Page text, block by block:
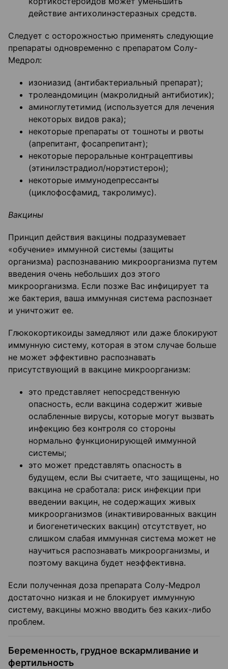
действие антихолинэстеразных средств.
Следует с осторожностью применять следующие
препараты одновременно с препаратом Солу-
Медрол:
изониазид (антибактериальный препарат);
тролеандомицин (макролидный антибиотик);
аминоглутетимид (используется для лечения
некоторых видов рака);
некоторые препараты от тошноты и рвоты
(апрепитант, фосапрепитант);
некоторые пероральные контрацептивы
(этинилэстрадиол/норэтистерон);
некоторые иммунодепрессанты
(циклофосфамид, такролимус).
Вакцины
Принцип действия вакцины подразумевает
«обучение» иммунной системы (защиты
организма) распознаванию микроорганизма путем
введения очень небольших доз этого
микроорганизма. Если позже Вас инфицирует та
же бактерия, ваша иммунная система распознает
и уничтожит ее.
Глюкокортикоиды замедляют или даже блокируют
иммунную систему, которая в этом случае больше
не может эффективно распознавать
присутствующий в вакцине микроорганизм:
это представляет непосредственную
опасность, если вакцина содержит живые
ослабленные вирусы, которые могут вызвать
инфекцию без контроля со стороны
нормально функционирующей иммунной
системы;
это может представлять опасность в
будущем, если Вы считаете, что защищены, но
вакцина не сработала: риск инфекции при
введении вакцин, не содержащих живых
микроорганизмов (инактивированных вакцин
и биогенетических вакцин) отсутствует, но
слишком слабая иммунная система может не
научиться распознавать микроорганизмы, и
поэтому вакцина будет неэффективна.
Если полученная доза препарата Солу-Медрол
достаточно низкая и не блокирует иммунную
систему, вакцины можно вводить без каких-либо
проблем.
Беременность, грудное вскармливание и
фертильность